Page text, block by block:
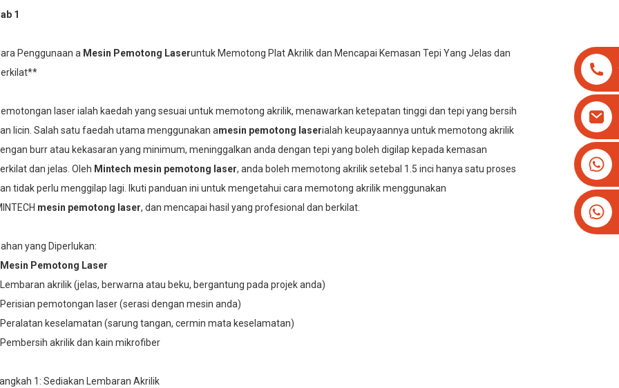
+16266628193
1
Penggunaan a Mesin Pemotong Laseruntuk Memotong Plat Akrilik dan Mencapai Kemasan Tepi Yang Jelas dan
laser ialah kaedah yang sesuai untuk memotong akrilik, menawarkan ketepatan tinggi dan tepi yang bersih
licin. Salah satu faedah utama menggunakan amesin pemotong laserialah keupayaannya untuk memotong akrilik
burr atau kekasaran yang minimum, meninggalkan anda dengan tepi yang boleh digilap kepada kemasan
dan jelas. Oleh Mintech mesin pemotong laser, anda boleh memotong akrilik setebal 1.5 inci hanya satu proses
tidak perlu menggilap lagi. Ikuti panduan ini untuk mengetahui cara memotong akrilik menggunakan
mesin pemotong laser, dan mencapai hasil yang profesional dan berkilat.
yang Diperlukan:
Mesin Pemotong Laser
akrilik (jelas, berwarna atau beku, bergantung pada projek anda)
pemotongan laser (serasi dengan mesin anda)
keselamatan (sarung tangan, cermin mata keselamatan)
akrilik dan kain mikrofiber
1: Sediakan Lembaran Akrilik